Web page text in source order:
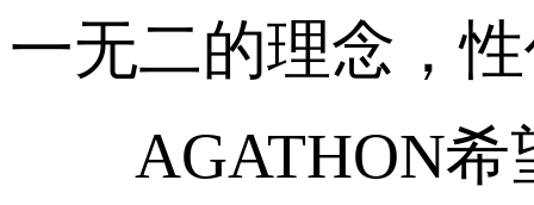
一无二的理念，
AGATHON希